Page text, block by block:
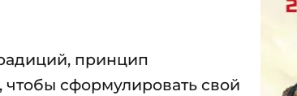
принцип
чтобы сформулировать свой